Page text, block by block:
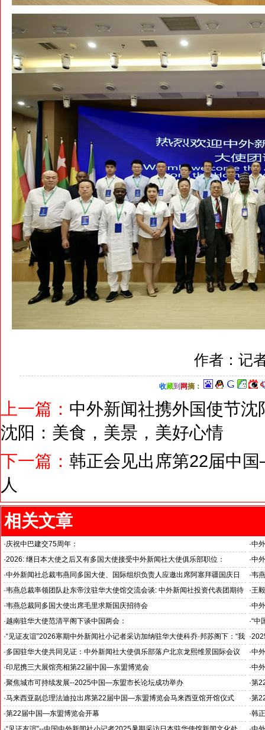
作者：记
收藏到 网摘：
上一篇： 中外新闻社携外国使节沈
沈阳：美食，美景，美好心情
下一篇： 韩正会见出席第22届中
人
相关文章
·庆祝中巴建交75周年：
韦燕总裁同多国大使出席巴基斯坦驻华大使馆举办“芒果节”
·中
医
·2026: 继日本大使之后又有多国大使接受中外新闻社大使俱乐部职位：
国之交在于民相亲, 民相亲在于心相通
·中
·中外新闻社总裁韦燕同多国大使、国际组织负责人应邀出席阿塞拜疆国庆日
招待会
·韦
·韦燕总裁率领团队赴东帝汶驻华大使馆交流会谈: 中外新闻社投资代表团期待
与东帝汶国家展开全面商务合作
·王
中
·韦燕总裁同多国大使出席毛里求斯国庆招待会 ·中
·越南驻华大使范清平阁下谈中国两会：
“中国经济的稳定发展为越中双边合作注入强劲动力”
·“中
伊
·“见证友谊”2026寒期中外新闻社小记者采访加纳驻华大使科乔·邦苏阁下：“我
十分享受在中国的时光……”
·
国
·多国驻华大使共同见证：中外新闻社大使俱乐部落户北京龙熙维景国际会议
中心
·中
晨
·印尼携三大展馆亮相第22届中国—东盟博览会 ·中
·聚焦城市可持续发展--2025中国—东盟市长论坛成功举办 ·第
·马来西亚副总理法迪拉出席第22届中国—东盟博览会马来西亚馆开馆仪式 ·第
·第22届中国—东盟博览会开幕 ·韩